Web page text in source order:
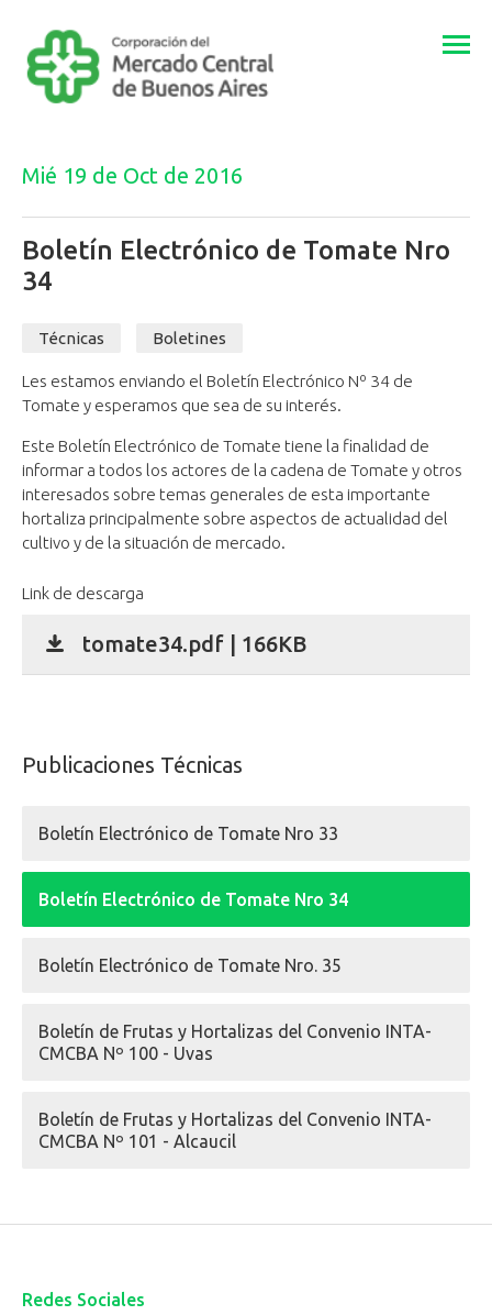
Mié 19 de Oct de 2016
Boletín Electrónico de Tomate Nro
34
Técnicas Boletines
Les estamos enviando el Boletín Electrónico Nº 34 de
Tomate y esperamos que sea de su interés.
Este Boletín Electrónico de Tomate tiene la finalidad de
informar a todos los actores de la cadena de Tomate y otros
interesados sobre temas generales de esta importante
hortaliza principalmente sobre aspectos de actualidad del
cultivo y de la situación de mercado.
Link de descarga
tomate34.pdf | 166KB
Publicaciones Técnicas
Boletín Electrónico de Tomate Nro 33
Boletín Electrónico de Tomate Nro 34
Boletín Electrónico de Tomate Nro. 35
Boletín de Frutas y Hortalizas del Convenio INTA-
CMCBA Nº 100 - Uvas
Boletín de Frutas y Hortalizas del Convenio INTA-
CMCBA Nº 101 - Alcaucil
Redes Sociales